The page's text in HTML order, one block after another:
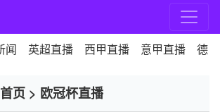
闻 英超直播 西甲直播 意甲直播 德
首页 > 欧冠杯直播